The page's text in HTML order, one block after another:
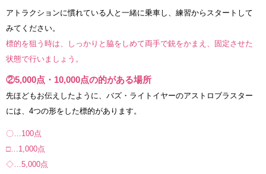
アトラクションに慣れている人と一緒に乗車し、練習からスタートして
みてください。
標的を狙う時は、しっかりと脇をしめて両手で銃をかまえ、固定させた
状態で行いましょう。
②5,000点・10,000点の的がある場所
先ほどもお伝えしたように、バズ・ライトイヤーのアストロブラスター
には、4つの形をした標的があります。
〇…100点
□…1,000点
◇…5,000点